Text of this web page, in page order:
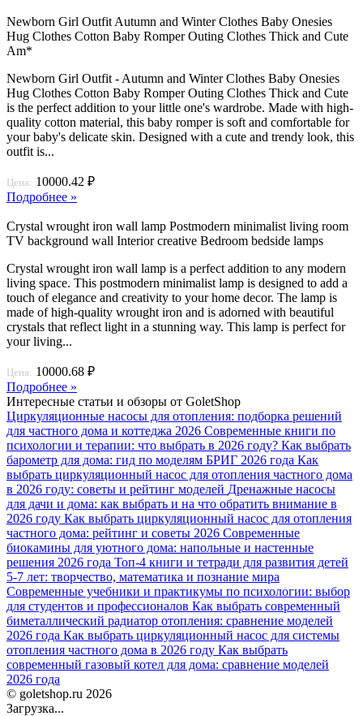
Newborn Girl Outfit Autumn and Winter Clothes Baby Onesies
Hug Clothes Cotton Baby Romper Outing Clothes Thick and Cute
Am*
Newborn Girl Outfit - Autumn and Winter Clothes Baby Onesies
Hug Clothes Cotton Baby Romper Outing Clothes Thick and Cute
is the perfect addition to your little one's wardrobe. Made with high-
quality cotton material, this baby romper is soft and comfortable for
your baby's delicate skin. Designed with a cute and trendy look, this
outfit is...
Цена: 10000.42 ₽
Подробнее »
Crystal wrought iron wall lamp Postmodern minimalist living room
TV background wall Interior creative Bedroom bedside lamps
Crystal wrought iron wall lamp is a perfect addition to any modern
living space. This postmodern minimalist lamp is designed to add a
touch of elegance and creativity to your home decor. The lamp is
made of high-quality wrought iron and is adorned with beautiful
crystals that reflect light in a stunning way. This lamp is perfect for
your living...
Цена: 10000.68 ₽
Подробнее »
Интересные статьи и обзоры от GoletShop
Циркуляционные насосы для отопления: подборка решений
для частного дома и коттеджа 2026 Современные книги по
психологии и терапии: что выбрать в 2026 году? Как выбрать
барометр для дома: гид по моделям БРИГ 2026 года Как
выбрать циркуляционный насос для отопления частного дома
в 2026 году: советы и рейтинг моделей Дренажные насосы
для дачи и дома: как выбрать и на что обратить внимание в
2026 году Как выбрать циркуляционный насос для отопления
частного дома: рейтинг и советы 2026 Современные
биокамины для уютного дома: напольные и настенные
решения 2026 года Топ-4 книги и тетради для развития детей
5-7 лет: творчество, математика и познание мира
Современные учебники и практикумы по психологии: выбор
для студентов и профессионалов Как выбрать современный
биметаллический радиатор отопления: сравнение моделей
2026 года Как выбрать циркуляционный насос для системы
отопления частного дома в 2026 году Как выбрать
современный газовый котел для дома: сравнение моделей
2026 года
© goletshop.ru 2026
Загрузка...